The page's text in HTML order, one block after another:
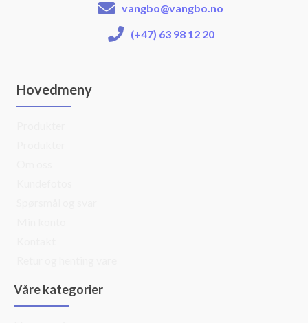
vangbo@vangbo.no
(+47) 63 98 12 20
Hovedmeny
Våre kategorier